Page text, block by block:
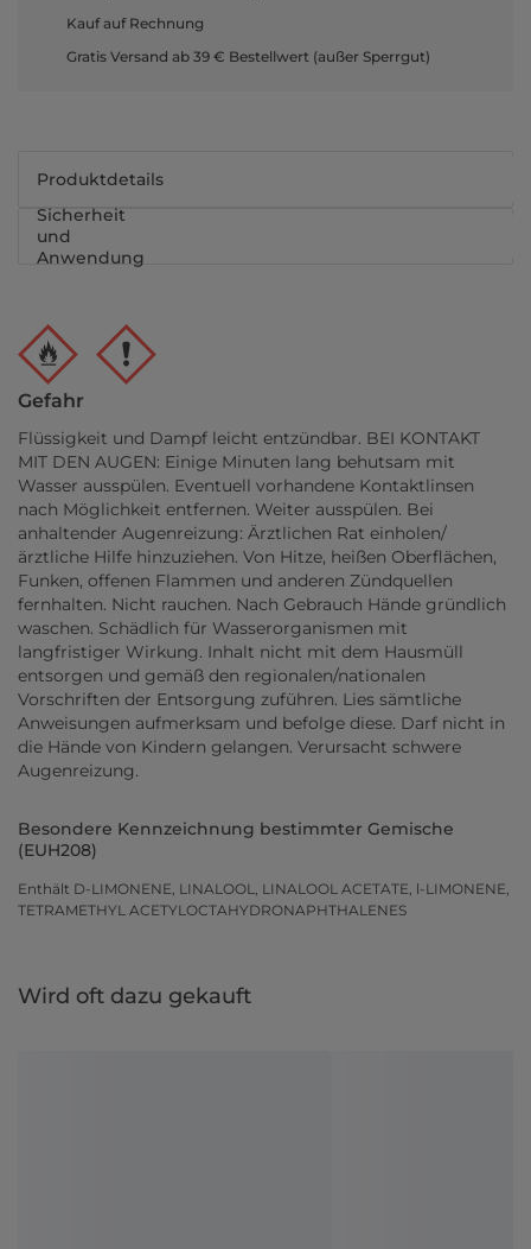
Kauf auf Rechnung
Gratis Versand ab 39 € Bestellwert (außer Sperrgut)
Produktdetails
Sicherheit
und
Anwendung
Gefahr
Flüssigkeit und Dampf leicht entzündbar. BEI KONTAKT
MIT DEN AUGEN: Einige Minuten lang behutsam mit
Wasser ausspülen. Eventuell vorhandene Kontaktlinsen
nach Möglichkeit entfernen. Weiter ausspülen. Bei
anhaltender Augenreizung: Ärztlichen Rat einholen/
ärztliche Hilfe hinzuziehen. Von Hitze, heißen Oberflächen,
Funken, offenen Flammen und anderen Zündquellen
fernhalten. Nicht rauchen. Nach Gebrauch Hände gründlich
waschen. Schädlich für Wasserorganismen mit
langfristiger Wirkung. Inhalt nicht mit dem Hausmüll
entsorgen und gemäß den regionalen/nationalen
Vorschriften der Entsorgung zuführen. Lies sämtliche
Anweisungen aufmerksam und befolge diese. Darf nicht in
die Hände von Kindern gelangen. Verursacht schwere
Augenreizung.
Besondere Kennzeichnung bestimmter Gemische
(EUH208)
Enthält D-LIMONENE, LINALOOL, LINALOOL ACETATE, l-LIMONENE,
TETRAMETHYL ACETYLOCTAHYDRONAPHTHALENES
Wird oft dazu gekauft